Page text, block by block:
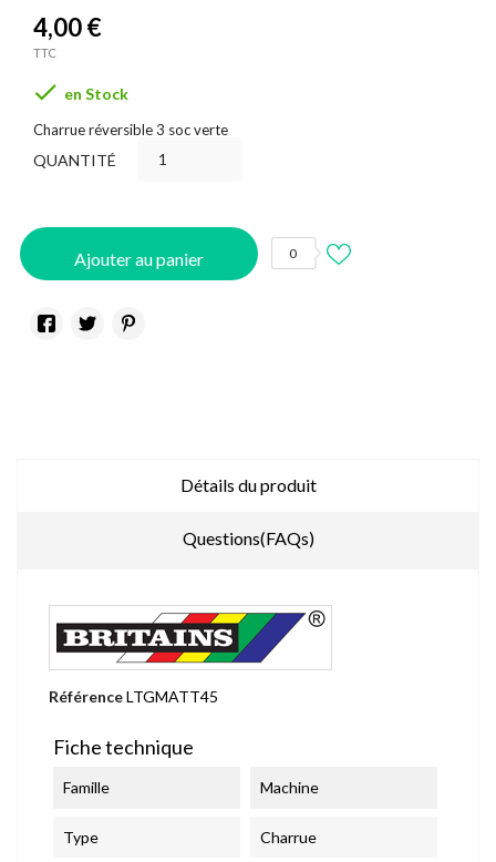
4,00 €
TTC
 en Stock
Charrue réversible 3 soc verte
QUANTITÉ
Ajouter au panier 0
Détails du produit
Questions(FAQs)
RéférenceLTGMATT45
Fiche technique
Famille Machine
Type Charrue